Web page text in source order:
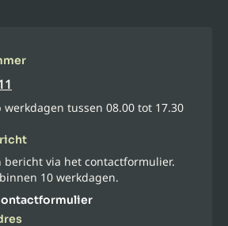
werkdagen tussen 08.00 tot 17.30
bericht via het contactformulier.
10 werkdagen.